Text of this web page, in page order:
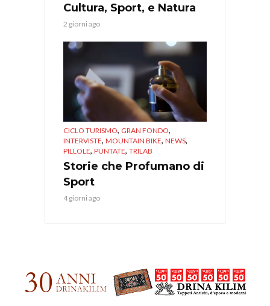
Cultura, Sport, e Natura
2 giorni ago
CICLO TURISMO, GRAN FONDO,
INTERVISTE, MOUNTAIN BIKE, NEWS,
PILLOLE, PUNTATE, TRILAB
Storie che Profumano di
Sport
4 giorni ago